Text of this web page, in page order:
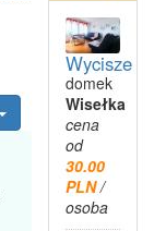
Wycisze
domek
Wisełka
cena
od
30.00
PLN/
osoba